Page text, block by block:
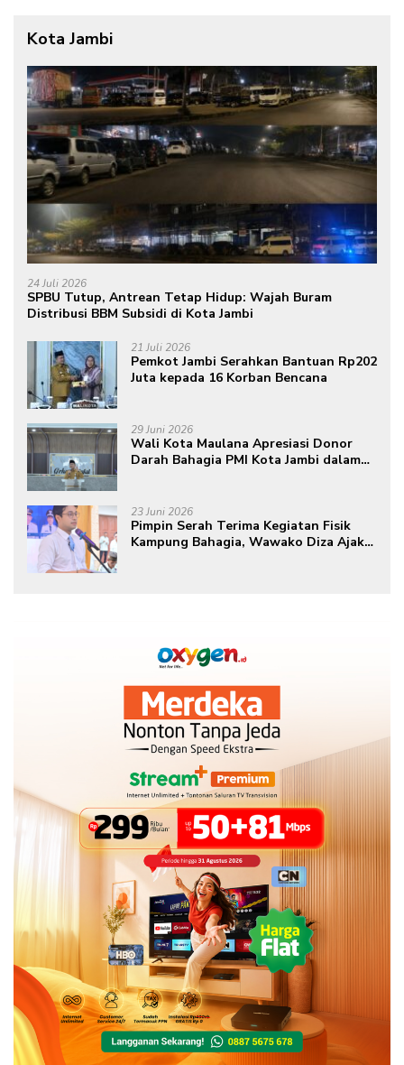
Kota Jambi
24 Juli 2026
SPBU Tutup, Antrean Tetap Hidup: Wajah Buram
Distribusi BBM Subsidi di Kota Jambi
21 Juli 2026
Pemkot Jambi Serahkan Bantuan Rp202
Juta kepada 16 Korban Bencana
29 Juni 2026
Wali Kota Maulana Apresiasi Donor
Darah Bahagia PMI Kota Jambi dalam
23 Juni 2026
Pimpin Serah Terima Kegiatan Fisik
Kampung Bahagia, Wawako Diza Ajak